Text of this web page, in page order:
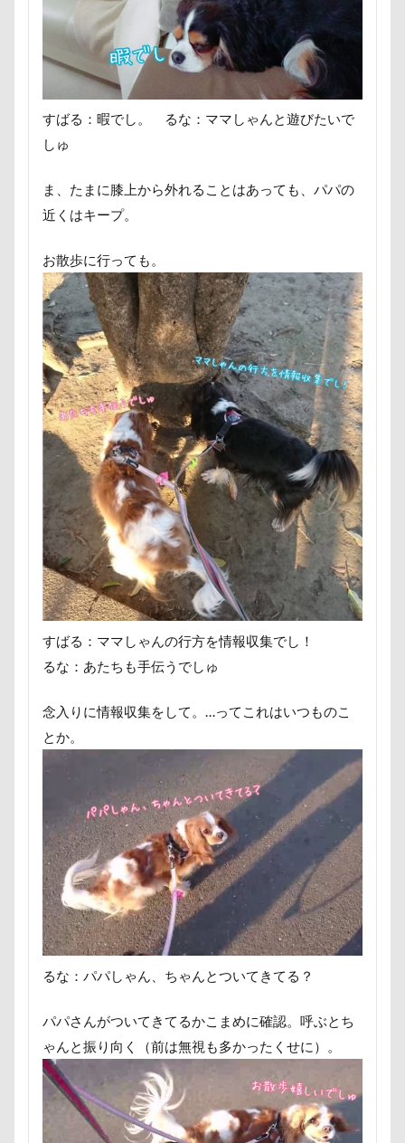
すばる：暇でし。 るな：ママしゃんと遊びたいで
しゅ
ま、たまに膝上から外れることはあっても、パパの
近くはキープ。
お散歩に行っても。
すばる：ママしゃんの行方を情報収集でし！
るな：あたちも手伝うでしゅ
念入りに情報収集をして。…ってこれはいつものこ
とか。
るな：パパしゃん、ちゃんとついてきてる？
パパさんがついてきてるかこまめに確認。呼ぶとち
ゃんと振り向く（前は無視も多かったくせに）。
肉菜工房 うしすけ 台場店
肉球マッサージ
肉球ハーネス
肉球 耳掃除嫌い
耳掃除
羽鳥湖
美術館
羊毛フェルト 置物
絵皿
絵画教室
石巻市
長野北部旅行 青木町公園
震災
雪
長野県
長野原町
長持ちオヤツ
長友心平 鐘
銀行印
銀座ミレージャギャラリー
鈴木福
野菜ジャーキー
里山ドッグランサム
静電気
顔スワップ
那須高原SA 飾り毛
鼻
鵜の浜海岸
鳩 鰻
魚止めの滝
鬼押出し園
駄々コネ 首里城
館林市
飼い主似
顔遊び 飯能市
飯山市
食欲魔人
食器 食事風景
食べ渋り
食べたい
飛行犬 願い事メーカー
願い事
里山
那須町 袴
診断メーカー
赤ちゃん
貸し切り温泉
豆キャッチ
譲渡会
謹賀新年 読者投稿
誤飲
誕生日
診察台 越谷市
観覧車
親戚探し
親ばかフィルター
西の河原公園
赤壁 足立区
那須旅行
遊園地
那須ゴンドラ
那須どうぶつ王国
那須とりっくあーとぴあ
那覇市
道満ドッグラン
道満ドッグプール
運転手
運転席
運転 遊んで
踊り
追いかけっこ
迷子札
近江屋
農家のオバチャン
軽井沢町 南軽井沢
軽井沢町
軽井沢旅行
軽井沢タリアセン
軽井沢
車 砂浜 石川県
引っ越し
日向ぼっこ
時計 春日部市
春三くん
旧軽井沢森ノ美術館
日高市
日光浴
曼珠沙華
新春ハッピースクラッチキャンペーン
斑尾高原
文楽 東蔵
文太くん 散歩 撮影会